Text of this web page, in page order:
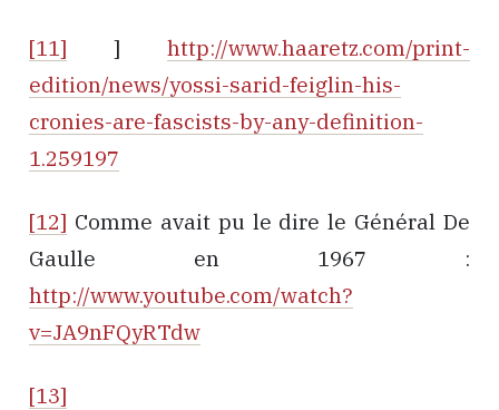
[11] ] http://www.haaretz.com/print-
edition/news/yossi-sarid-feiglin-his-
cronies-are-fascists-by-any-definition-
1.259197
[12] Comme avait pu le dire le Général De
Gaulle en 1967 :
http://www.youtube.com/watch?
v=JA9nFQyRTdw
[13]